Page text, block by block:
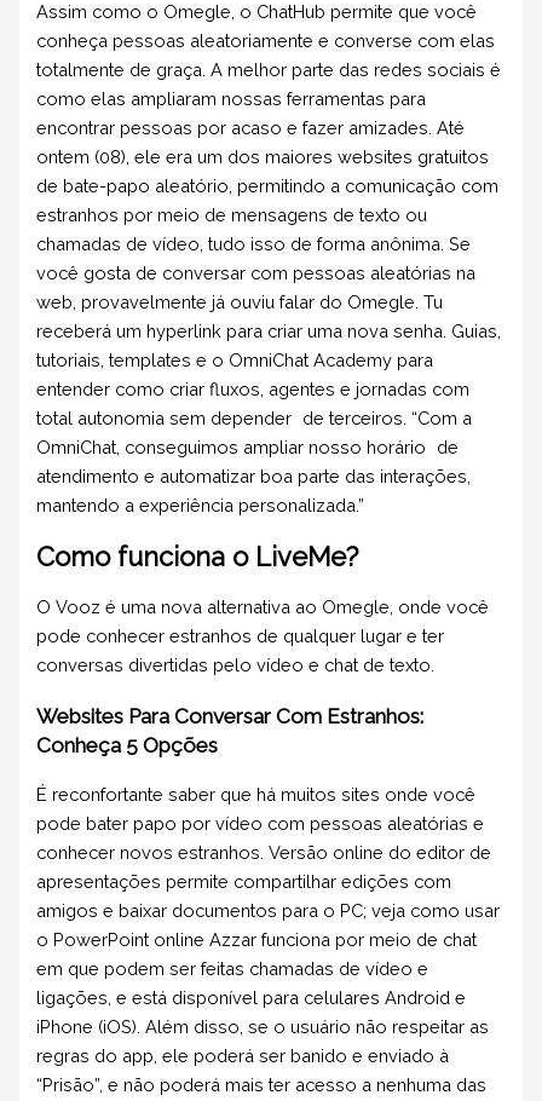
Assim como o Omegle, o ChatHub permite que você
conheça pessoas aleatoriamente e converse com elas
totalmente de graça. A melhor parte das redes sociais é
como elas ampliaram nossas ferramentas para
encontrar pessoas por acaso e fazer amizades. Até
ontem (08), ele era um dos maiores websites gratuitos
de bate-papo aleatório, permitindo a comunicação com
estranhos por meio de mensagens de texto ou
chamadas de vídeo, tudo isso de forma anônima. Se
você gosta de conversar com pessoas aleatórias na
web, provavelmente já ouviu falar do Omegle. Tu
receberá um hyperlink para criar uma nova senha. Guias,
tutoriais, templates e o OmniChat Academy para
entender como criar fluxos, agentes e jornadas com
total autonomia sem depender de terceiros. “Com a
OmniChat, conseguimos ampliar nosso horário de
atendimento e automatizar boa parte das interações,
mantendo a experiência personalizada.”
Como funciona o LiveMe?
O Vooz é uma nova alternativa ao Omegle, onde você
pode conhecer estranhos de qualquer lugar e ter
conversas divertidas pelo vídeo e chat de texto.
Websites Para Conversar Com Estranhos:
Conheça 5 Opções
É reconfortante saber que há muitos sites onde você
pode bater papo por vídeo com pessoas aleatórias e
conhecer novos estranhos. Versão online do editor de
apresentações permite compartilhar edições com
amigos e baixar documentos para o PC; veja como usar
o PowerPoint online Azzar funciona por meio de chat
em que podem ser feitas chamadas de vídeo e
ligações, e está disponível para celulares Android e
iPhone (iOS). Além disso, se o usuário não respeitar as
regras do app, ele poderá ser banido e enviado à
“Prisão”, e não poderá mais ter acesso a nenhuma das